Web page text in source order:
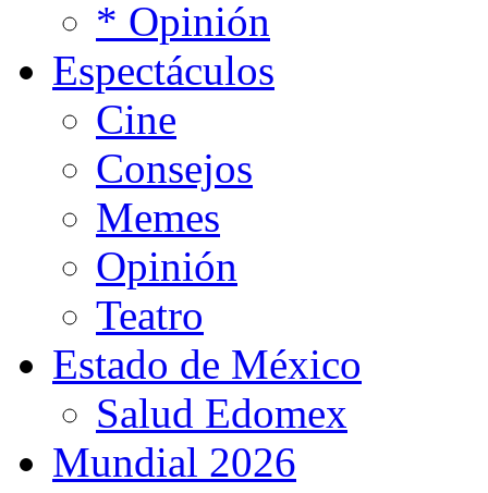
* Opinión
Espectáculos
Cine
Consejos
Memes
Opinión
Teatro
Estado de México
Salud Edomex
Mundial 2026